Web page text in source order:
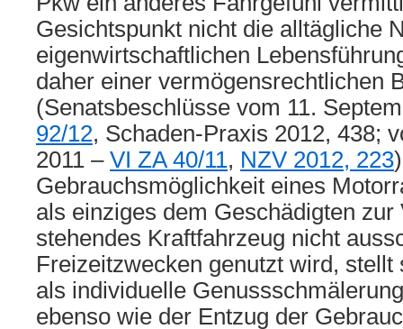
Gesichtspunkt nicht die alltägliche
eigenwirtschaftlichen
daher einer vermögensrechtlichen
(Senatsbeschlüsse vom 11.
92/12, Schaden-Praxis 2012, 438;
2011 – VI ZA 40/11, NZV 2012, 223
Gebrauchsmöglichkeit eines
als einziges dem Geschädigten zur
stehendes Kraftfahrzeug nicht
Freizeitzwecken genutzt wird, stellt
als individuelle
ebenso wie der Entzug der